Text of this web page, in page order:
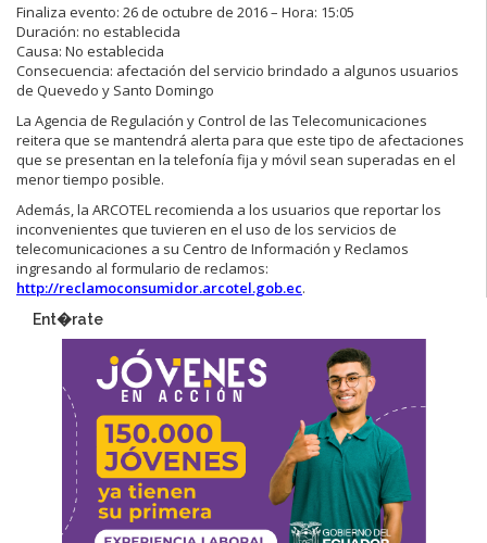
Finaliza evento: 26 de octubre de 2016 – Hora: 15:05
Duración: no establecida
Causa: No establecida
Consecuencia: afectación del servicio brindado a algunos usuarios
de Quevedo y Santo Domingo
La Agencia de Regulación y Control de las Telecomunicaciones
reitera que se mantendrá alerta para que este tipo de afectaciones
que se presentan en la telefonía fija y móvil sean superadas en el
menor tiempo posible.
Además, la ARCOTEL recomienda a los usuarios que reportar los
inconvenientes que tuvieren en el uso de los servicios de
telecomunicaciones a su Centro de Información y Reclamos
ingresando al formulario de reclamos:
http://reclamoconsumidor.arcotel.gob.ec.​
Ent�rate